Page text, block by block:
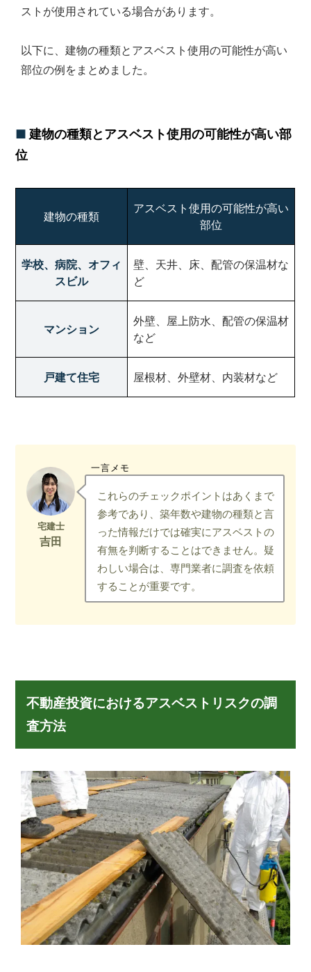
ストが使用されている場合があります。
以下に、建物の種類とアスベスト使用の可能性が高い
部位の例をまとめました。
建物の種類とアスベスト使用の可能性が高い部
位
建物の種類
アスベスト使用の可能性が高い
部位
学校、病院、オフィ
スビル
壁、天井、床、配管の保温材な
ど
マンション
外壁、屋上防水、配管の保温材
など
戸建て住宅 屋根材、外壁材、内装材など
一言メモ
これらのチェックポイントはあくまで
参考であり、築年数や建物の種類と言
った情報だけでは確実にアスベストの
有無を判断することはできません。疑
わしい場合は、専門業者に調査を依頼
することが重要です。
不動産投資におけるアスベストリスクの調
査方法